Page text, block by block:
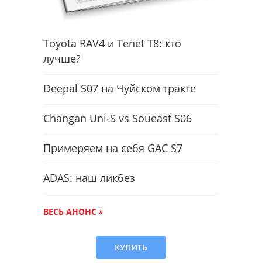
Toyota RAV4 и Tenet T8: кто
лучше?
Deepal S07 на Чуйском тракте
Changan Uni-S vs Soueast S06
Примеряем на себя GAC S7
ADAS: наш ликбез
ВЕСЬ АНОНС
КУПИТЬ